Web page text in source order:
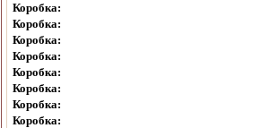
Коробка:
Коробка:
Коробка:
Коробка:
Коробка:
Коробка:
Коробка:
Коробка: